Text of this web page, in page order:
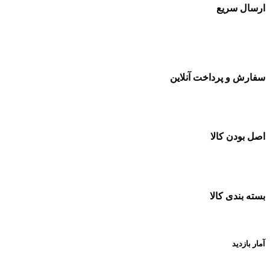
ارسال سریع
سفارش و پرداخت آنلاین
اصل بودن کالا
بسته بندی کالا
آمار بازدید